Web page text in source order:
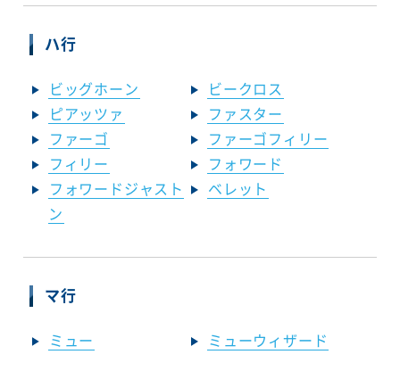
ハ行
ビッグホーン
ビークロス
ピアッツァ
ファスター
ファーゴ
ファーゴフィリー
フィリー
フォワード
フォワードジャスト
ン
ベレット
マ行
ミュー ミューウィザード